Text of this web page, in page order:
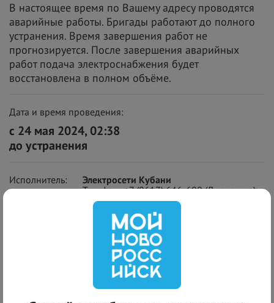
В настоящее время по Вашему адресу проводятся
аварийные работы. Бригады работают до полного
устранения. Время завершения работ не
прогнозируется. После завершения аварийных
работ подача электроснабжения будет
восстановлена в полном объёме.
Дата и время проведения:
с 24 мая 2024, 02:38
до устранения
Исполнитель:
Электросети Кубани
Телефон:+7 (8617) 646-600(Диспетчер)
Выполнено